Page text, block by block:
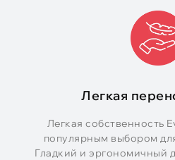
Легкая
Легкая собственность
популярным выбором
Гладкий и эргономичный